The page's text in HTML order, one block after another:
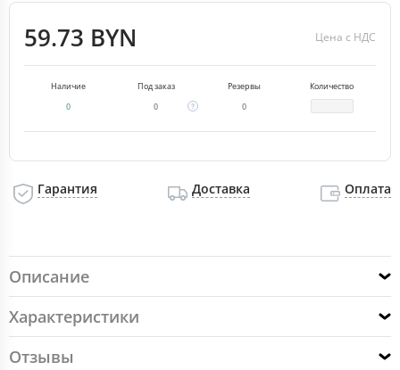
59.73 BYN Цена с НДС
Наличие Под заказ Резервы
Количество
0
0 0
Гарантия Доставка Оплата
Описание
Характеристики
Отзывы